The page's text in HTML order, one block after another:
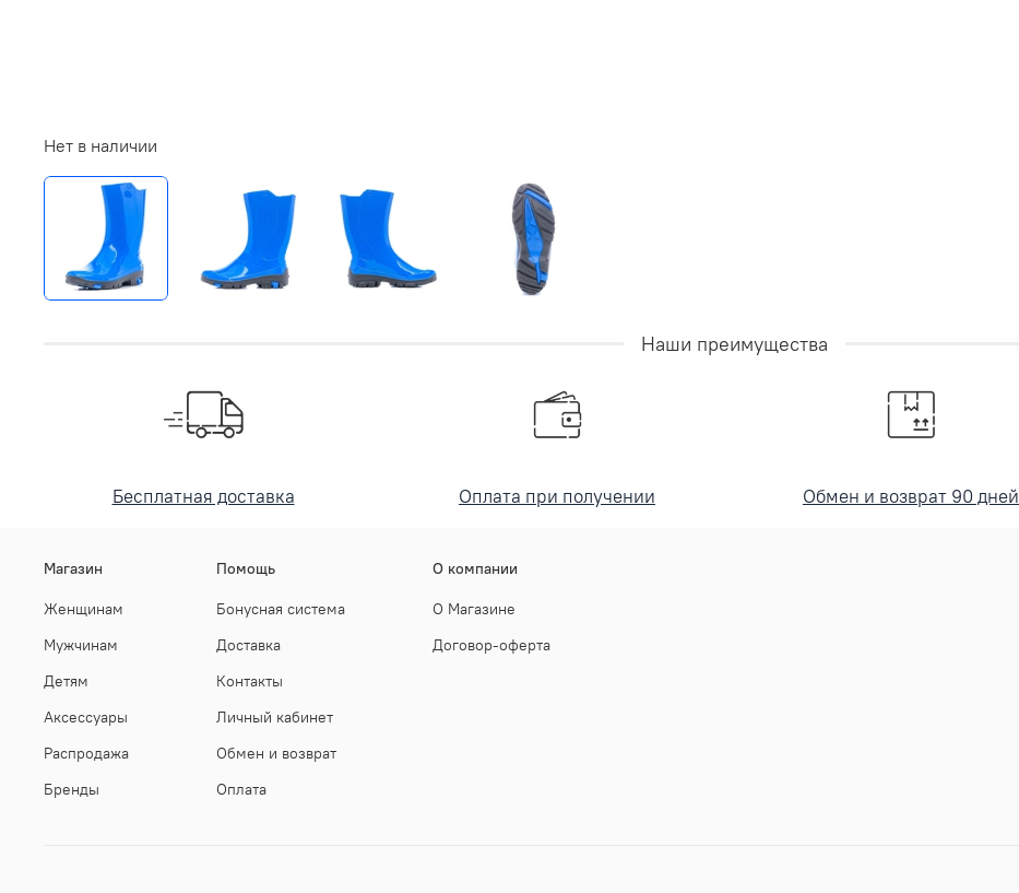
Нет в наличии
Наши преимущества
Бесплатная доставка Оплата при получении Обмен и возврат 90 дней
Магазин
Женщинам
Мужчинам
Детям
Аксессуары
Распродажа
Бренды
Помощь
Бонусная система
Доставка
Контакты
Личный кабинет
Обмен и возврат
Оплата
О компании
О Магазине
Договор-оферта